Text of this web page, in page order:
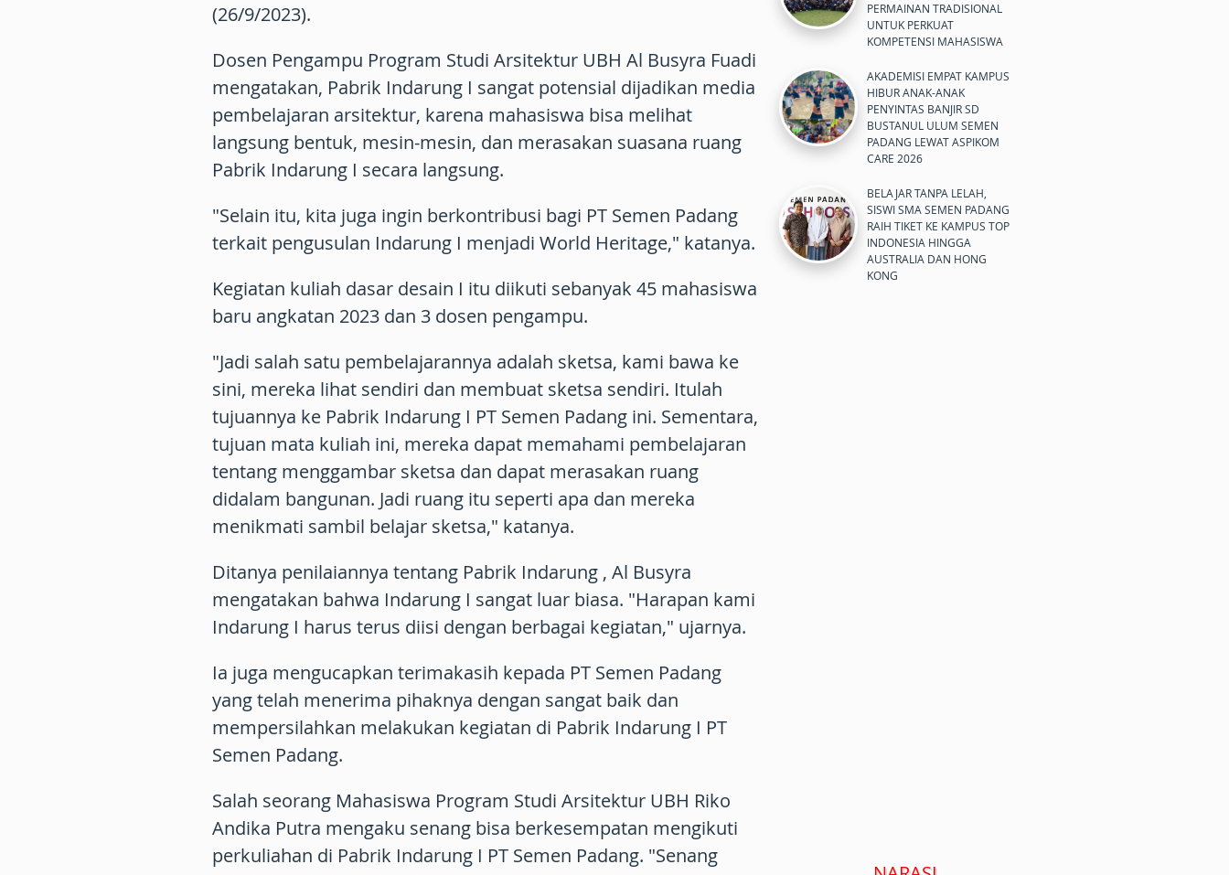
(26/9/2023).
Dosen Pengampu Program Studi Arsitektur UBH Al Busyra Fuadi
mengatakan, Pabrik Indarung I sangat potensial dijadikan media
pembelajaran arsitektur, karena mahasiswa bisa melihat
langsung bentuk, mesin-mesin, dan merasakan suasana ruang
Pabrik Indarung I secara langsung.
"Selain itu, kita juga ingin berkontribusi bagi PT Semen Padang
terkait pengusulan Indarung I menjadi World Heritage," katanya.
Kegiatan kuliah dasar desain I itu diikuti sebanyak 45 mahasiswa
baru angkatan 2023 dan 3 dosen pengampu.
"Jadi salah satu pembelajarannya adalah sketsa, kami bawa ke
sini, mereka lihat sendiri dan membuat sketsa sendiri. Itulah
tujuannya ke Pabrik Indarung I PT Semen Padang ini. Sementara,
tujuan mata kuliah ini, mereka dapat memahami pembelajaran
tentang menggambar sketsa dan dapat merasakan ruang
didalam bangunan. Jadi ruang itu seperti apa dan mereka
menikmati sambil belajar sketsa," katanya.
Ditanya penilaiannya tentang Pabrik Indarung , Al Busyra
mengatakan bahwa Indarung I sangat luar biasa. "Harapan kami
Indarung I harus terus diisi dengan berbagai kegiatan," ujarnya.
Ia juga mengucapkan terimakasih kepada PT Semen Padang
yang telah menerima pihaknya dengan sangat baik dan
mempersilahkan melakukan kegiatan di Pabrik Indarung I PT
Semen Padang.
Salah seorang Mahasiswa Program Studi Arsitektur UBH Riko
Andika Putra mengaku senang bisa berkesempatan mengikuti
perkuliahan di Pabrik Indarung I PT Semen Padang. "Senang
PERMAINAN TRADISIONAL
UNTUK PERKUAT
KOMPETENSI MAHASISWA
AKADEMISI EMPAT KAMPUS
HIBUR ANAK-ANAK
PENYINTAS BANJIR SD
BUSTANUL ULUM SEMEN
PADANG LEWAT ASPIKOM
CARE 2026
BELAJAR TANPA LELAH,
SISWI SMA SEMEN PADANG
RAIH TIKET KE KAMPUS TOP
INDONESIA HINGGA
AUSTRALIA DAN HONG
KONG